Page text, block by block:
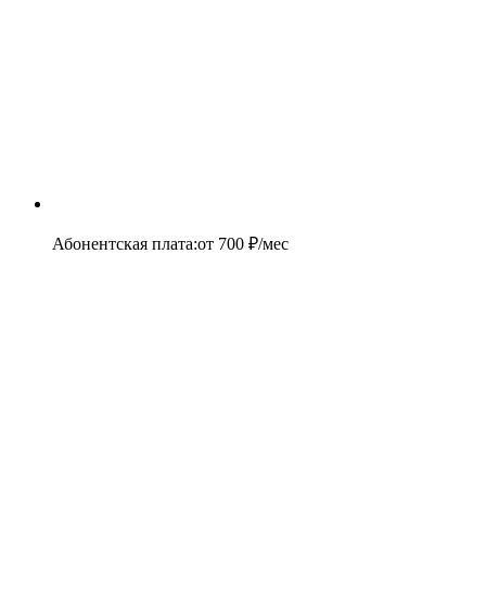
Абонентская плата:от 700 ₽/мес